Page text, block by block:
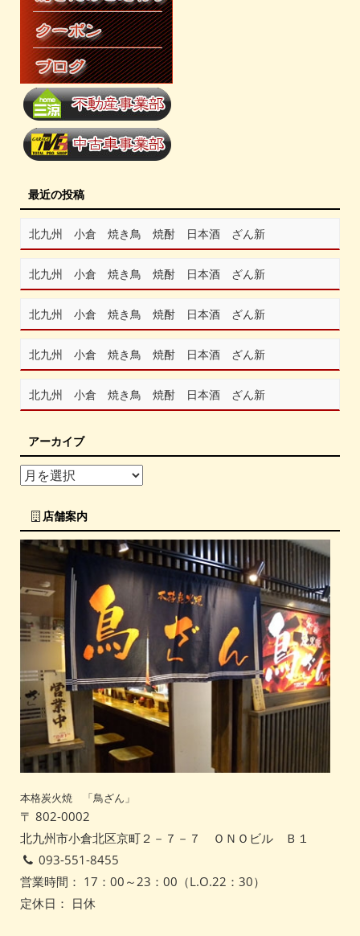
最近の投稿
北九州 小倉 焼き鳥 焼酎 日本酒 ざん新
北九州 小倉 焼き鳥 焼酎 日本酒 ざん新
北九州 小倉 焼き鳥 焼酎 日本酒 ざん新
北九州 小倉 焼き鳥 焼酎 日本酒 ざん新
北九州 小倉 焼き鳥 焼酎 日本酒 ざん新
アーカイブ
店舗案内
本格炭火焼 「鳥ざん」
〒 802-0002
北九州市小倉北区京町２－７－７ ＯＮＯビル Ｂ１
093-551-8455
営業時間： 17：00～23：00（L.O.22：30）
定休日： 日休